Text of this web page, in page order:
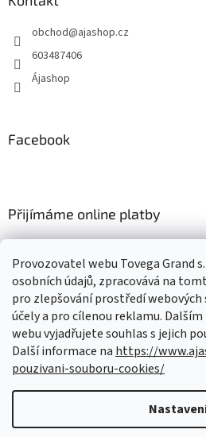
Provozovatel webu Tovega Grand
osobních údajů, zpracovává na
pro zlepšování prostředí
účely a pro cílenou reklamu.
webu vyjadřujete souhlas s jejich
Další informace na https://
pouzivani-souboru-cookies/
obchod@ajashop.cz
603487406
Ájashop
Facebook
Přijímáme online platby
Nákupní košík
0KS /0 KČ
Vytvořil